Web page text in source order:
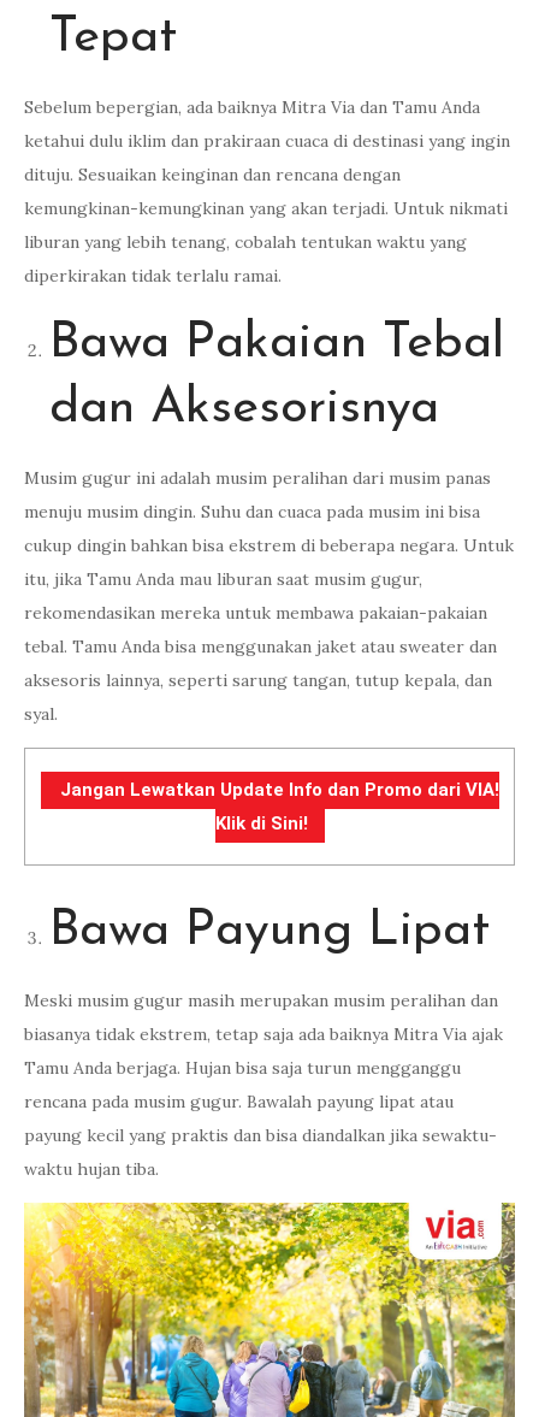
Tepat
Sebelum bepergian, ada baiknya Mitra Via dan Tamu Anda
ketahui dulu iklim dan prakiraan cuaca di destinasi yang ingin
dituju. Sesuaikan keinginan dan rencana dengan
kemungkinan-kemungkinan yang akan terjadi. Untuk nikmati
liburan yang lebih tenang, cobalah tentukan waktu yang
diperkirakan tidak terlalu ramai.
Bawa Pakaian Tebal
dan Aksesorisnya
Musim gugur ini adalah musim peralihan dari musim panas
menuju musim dingin. Suhu dan cuaca pada musim ini bisa
cukup dingin bahkan bisa ekstrem di beberapa negara. Untuk
itu, jika Tamu Anda mau liburan saat musim gugur,
rekomendasikan mereka untuk membawa pakaian-pakaian
tebal. Tamu Anda bisa menggunakan jaket atau sweater dan
aksesoris lainnya, seperti sarung tangan, tutup kepala, dan
syal.
Jangan Lewatkan Update Info dan Promo dari VIA!
Klik di Sini!
Bawa Payung Lipat
Meski musim gugur masih merupakan musim peralihan dan
biasanya tidak ekstrem, tetap saja ada baiknya Mitra Via ajak
Tamu Anda berjaga. Hujan bisa saja turun mengganggu
rencana pada musim gugur. Bawalah payung lipat atau
payung kecil yang praktis dan bisa diandalkan jika sewaktu-
waktu hujan tiba.